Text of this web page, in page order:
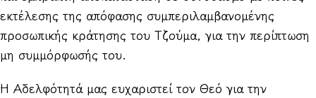
εκτέλεσης της απόφασης συμπεριλαμβανομένης
προσωπικής κράτησης του Τζούμα, για την περίπτωση
μη συμμόρφωσής του.
Η Αδελφότητά μας ευχαριστεί τον Θεό για την